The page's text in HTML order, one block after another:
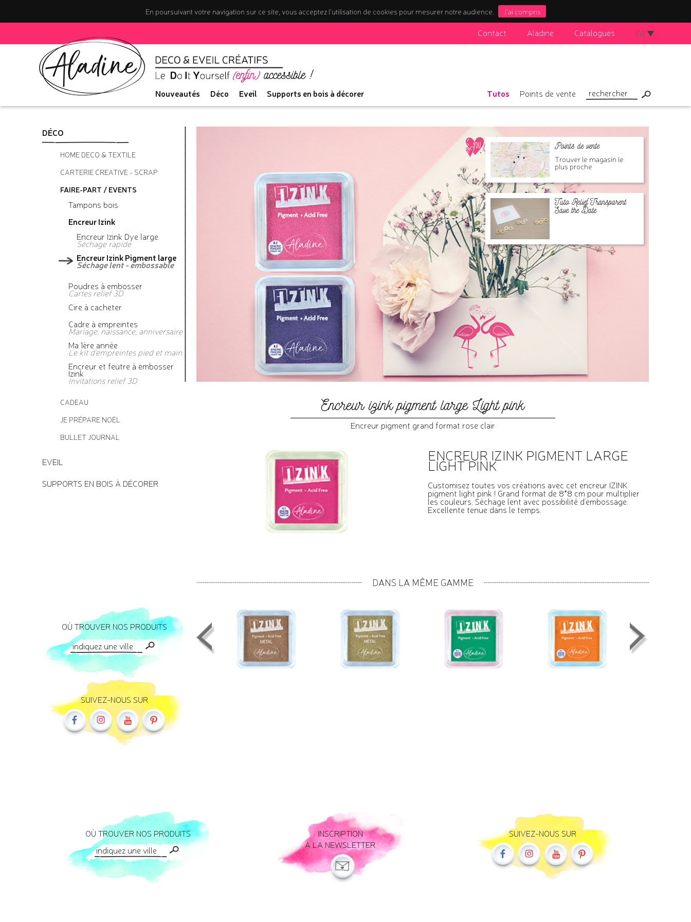
En poursuivant votre navigation sur ce site, vous acceptez l’utilisation de cookies pour mesurer notre audience. J'ai compris
Contact Aladine Catalogues FR
Nouveautés Déco Eveil Supports en bois à décorer Tutos Points de vente
DÉCO
HOME DECO & TEXTILE
CARTERIE CREATIVE - SCRAP
FAIRE-PART / EVENTS
Tampons bois
Encreur Izink
Encreur Izink Dye large
Séchage rapide
Encreur Izink Pigment large
Séchage lent - embossable
Poudres à embosser
Cartes relief 3D
Cire à cacheter
Cadre à empreintes
Mariage, naissance, anniversaire
Ma 1ère année
Le kit d'empreintes pied et main
Encreur et feutre à embosser
Izink
Invitations relief 3D
CADEAU
JE PRÉPARE NOËL
BULLET JOURNAL
EVEIL
SUPPORTS EN BOIS À DÉCORER
OÙ TROUVER NOS PRODUITS
SUIVEZ-NOUS SUR
Encreur izink pigment large Light pink
Encreur pigment grand format rose clair
Points de vente
Trouver le magasin le
plus proche
Tuto Relief Transparent
Save the Date
ENCREUR IZINK PIGMENT LARGE
LIGHT PINK
Customisez toutes vos créations avec cet encreur IZINK
pigment light pink ! Grand format de 8*8 cm pour multiplier
les couleurs. Séchage lent avec possibilité d'embossage.
Excellente tenue dans le temps.
DANS LA MÊME GAMME
OÙ TROUVER NOS PRODUITS
INSCRIPTION
À LA NEWSLETTER
SUIVEZ-NOUS SUR